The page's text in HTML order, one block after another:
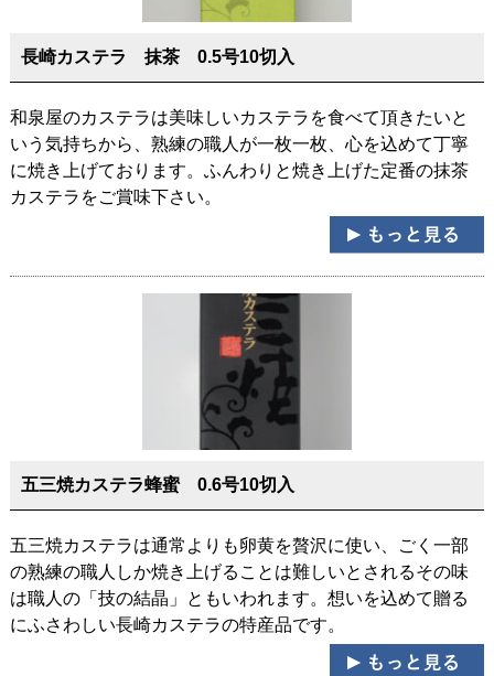
長崎カステラ 抹茶 0.5号10切入
和泉屋のカステラは美味しいカステラを食べて頂きたいと
いう気持ちから、熟練の職人が一枚一枚、心を込めて丁寧
に焼き上げております。ふんわりと焼き上げた定番の抹茶
カステラをご賞味下さい。
五三焼カステラ蜂蜜 0.6号10切入
五三焼カステラは通常よりも卵黄を贅沢に使い、ごく一部
の熟練の職人しか焼き上げることは難しいとされるその味
は職人の「技の結晶」ともいわれます。想いを込めて贈る
にふさわしい長崎カステラの特産品です。